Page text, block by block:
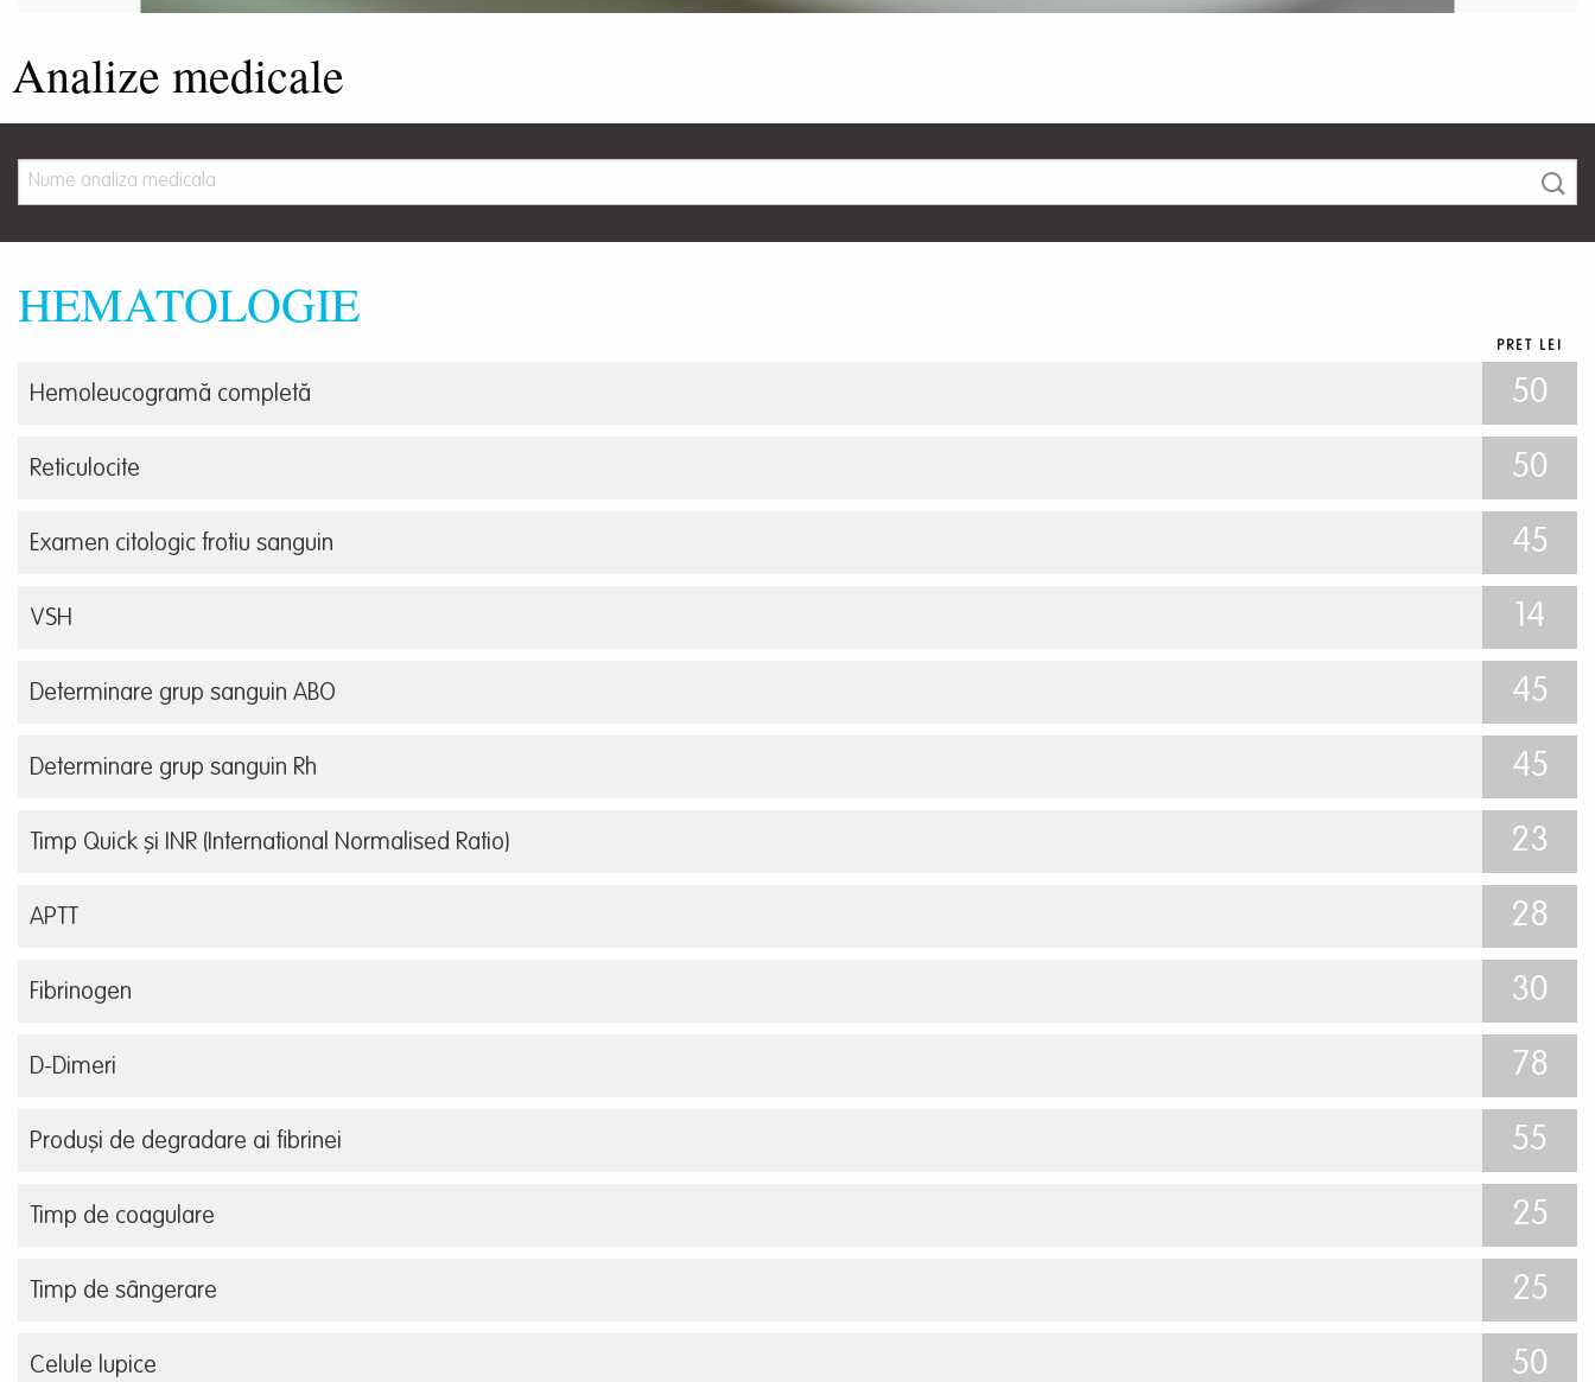
Analize medicale
HEMATOLOGIE
PRET LEI
Hemoleucogramă completă 50
Reticulocite 50
Examen citologic frotiu sanguin 45
VSH 14
Determinare grup sanguin ABO 45
Determinare grup sanguin Rh 45
Timp Quick și INR (International Normalised Ratio) 23
APTT 28
Fibrinogen 30
D-Dimeri 78
Produși de degradare ai fibrinei 55
Timp de coagulare 25
Timp de sângerare 25
Celule lupice 50